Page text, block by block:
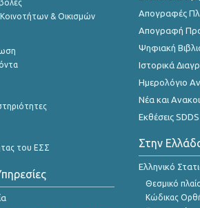
& Οικισμών
του ΕΣΣ
Απογραφές
Απογραφή
Ψηφιακή
Ιστορικά
Ημερολόγιο
Νέα και
Εκθέσεις SDDS
Στην
Ελληνικό
Θεσμικό
Κώδικας